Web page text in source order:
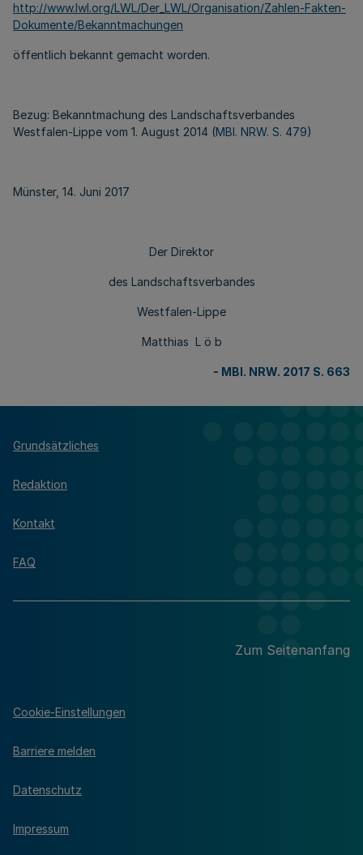
http://www.lwl.org/LWL/Der_LWL/Organisation/Zahlen-Fakten-
Dokumente/Bekanntmachungen
öffentlich bekannt gemacht worden.
Bezug: Bekanntmachung des Landschaftsverbandes
Westfalen-Lippe vom 1. August 2014 (MBl. NRW. S. 479)
Münster, 14. Juni 2017
Der Direktor
des Landschaftsverbandes
Westfalen-Lippe
Matthias L ö b
- MBl. NRW. 2017 S. 663
Grundsätzliches
Redaktion
Kontakt
FAQ
Zum Seitenanfang
Cookie-Einstellungen
Barriere melden
Datenschutz
Impressum